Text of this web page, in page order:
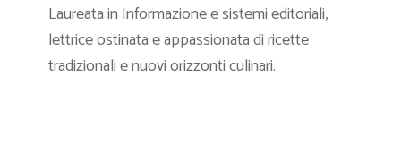
Laureata in Informazione e sistemi editoriali,
lettrice ostinata e appassionata di ricette
tradizionali e nuovi orizzonti culinari.